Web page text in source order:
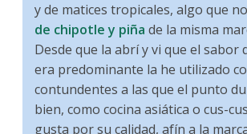
y de matices tropicales, algo que
de chipotle y piña de la misma
Desde que la abrí y vi que el sabor
era predominante la he utilizado
contundentes a las que el punto
bien, como cocina asiática o cus-
gusta por su calidad, afín a la